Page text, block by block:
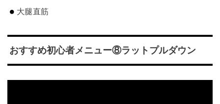
大腿直筋
おすすめ初心者メニュー⑧ラットプルダウン